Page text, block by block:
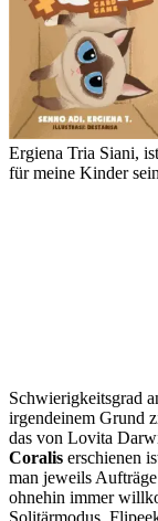
Ergiena Tria Siani,
für meine Kinder
Schwierigkeitsgrad
irgendeinem Grund
das von Lovita
Coralis erschienen
man jeweils
ohnehin immer
Solitärmodus.